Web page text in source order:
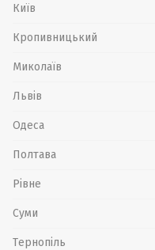
Київ
Кропивницький
Миколаїв
Львів
Одеса
Полтава
Рівне
Суми
Тернопіль